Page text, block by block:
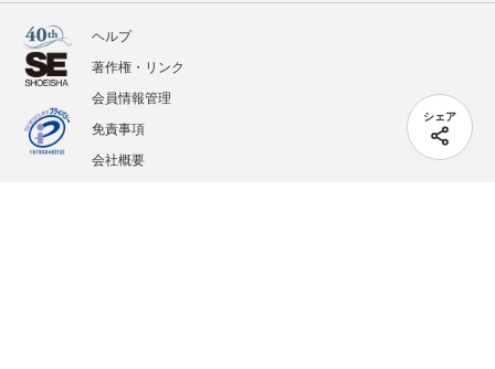
シェア
ヘルプ
著作権・リンク
会員情報管理
免責事項
会社概要